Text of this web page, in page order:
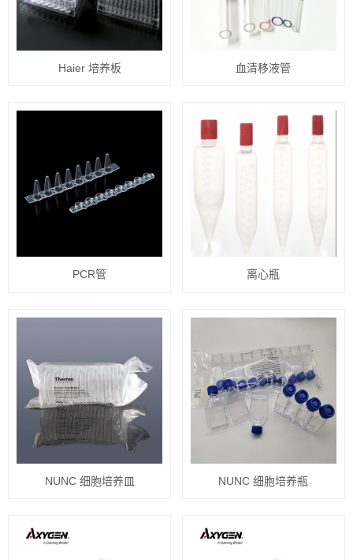
Haier 培养板 血清移液管
PCR管 离心瓶
NUNC 细胞培养皿 NUNC 细胞培养瓶